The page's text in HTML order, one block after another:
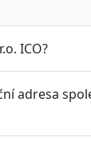
ICO?
adresa